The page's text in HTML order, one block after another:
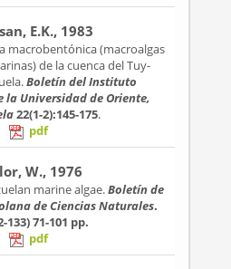
E.K., 1983
macrobentónica (macroalgas
de la cuenca del Tuy-
Boletín del Instituto
la Universidad de Oriente,
22(1-2):145-175.
pdf
W., 1976
marine algae.Boletín de
de Ciencias Naturales.
133)71-101 pp.
pdf